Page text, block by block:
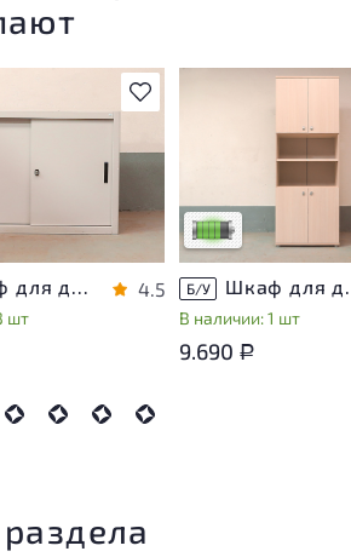
В избранное
Шкаф для документов Металл
шт
4.5
незначительные
эксплуатации, не
использования
Низкая степень
Б/У Шкаф для
В наличии: 1 шт
9.690 Р